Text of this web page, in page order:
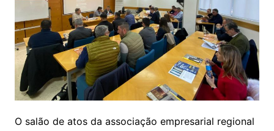
O salão de atos da associação empresarial regional